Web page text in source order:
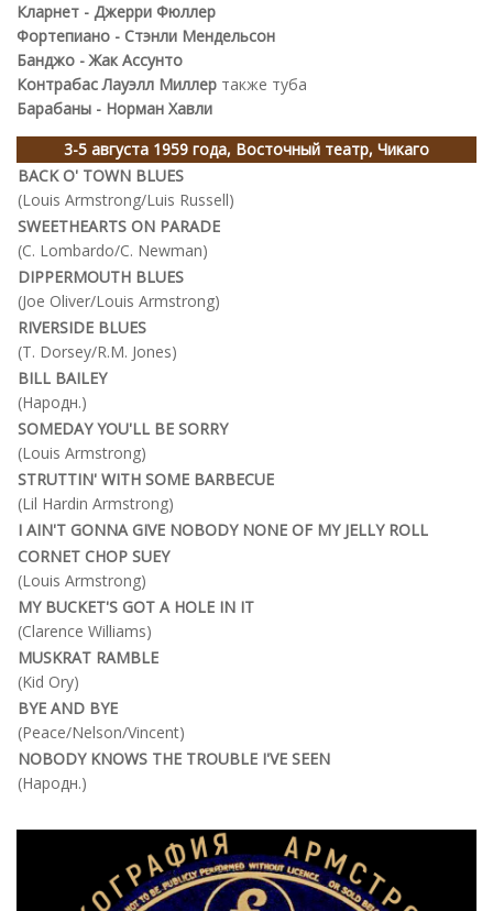
Кларнет - Джерри Фюллер
Фортепиано - Стэнли Мендельсон
Банджо - Жак Ассунто
Контрабас Лауэлл Миллер также туба
Барабаны - Норман Хавли
3-5 августа 1959 года, Восточный театр, Чикаго
BACK O' TOWN BLUES
(Louis Armstrong/Luis Russell)
SWEETHEARTS ON PARADE
(C. Lombardo/C. Newman)
DIPPERMOUTH BLUES
(Joe Oliver/Louis Armstrong)
RIVERSIDE BLUES
(T. Dorsey/R.M. Jones)
BILL BAILEY
(Народн.)
SOMEDAY YOU'LL BE SORRY
(Louis Armstrong)
STRUTTIN' WITH SOME BARBECUE
(Lil Hardin Armstrong)
I AIN'T GONNA GIVE NOBODY NONE OF MY JELLY ROLL
CORNET CHOP SUEY
(Louis Armstrong)
MY BUCKET'S GOT A HOLE IN IT
(Clarence Williams)
MUSKRAT RAMBLE
(Kid Ory)
BYE AND BYE
(Peace/Nelson/Vincent)
NOBODY KNOWS THE TROUBLE I'VE SEEN
(Народн.)